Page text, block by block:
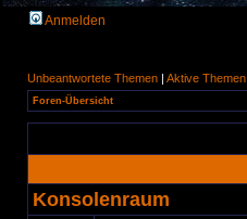
Anmelden
Unbeantwortete Themen | Aktive Themen
Foren-Übersicht
Konsolenraum